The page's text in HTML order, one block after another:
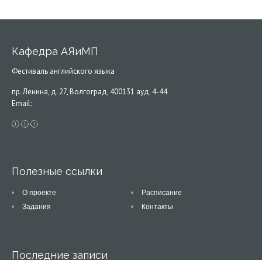
Кафедра АЯиМП
Фестиваль английского языка
пр. Ленина, д. 27, Волгоград, 400131 ауд. 4-44
Email:
Полезные ссылки
О проекте
Расписание
Задания
Контакты
Последние записи